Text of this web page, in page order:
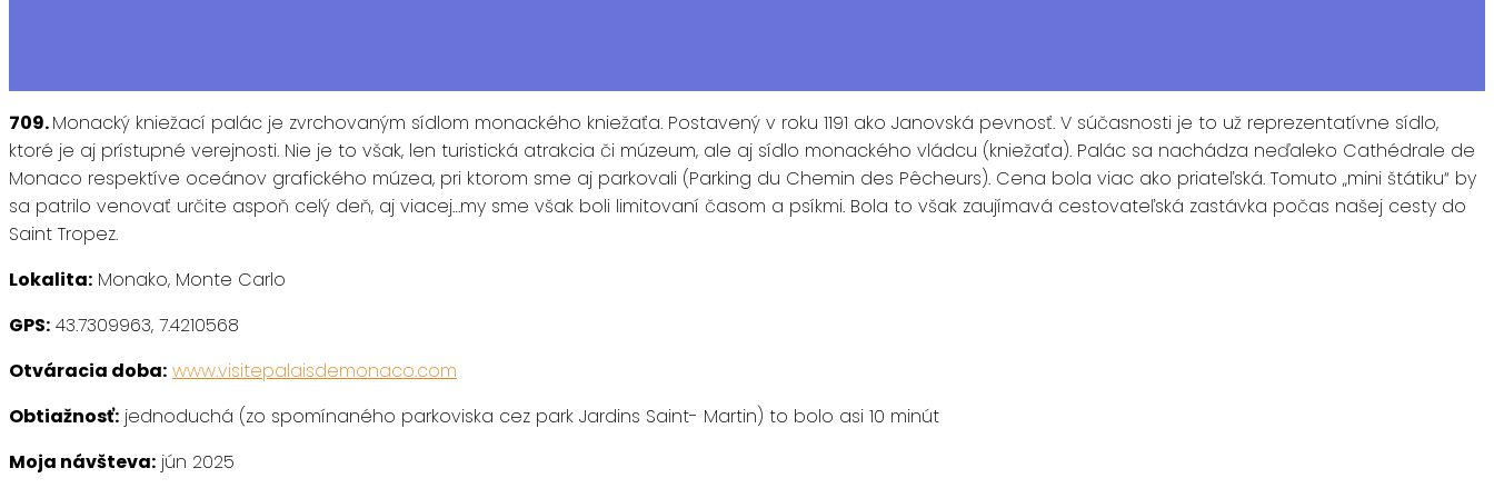
709.Monacký kniežací palác je zvrchovaným sídlom monackého kniežaťa. Postavený v roku 1191 ako Janovská pevnosť. V súčasnosti je to už reprezentatívne sídlo,
ktoré je aj prístupné verejnosti. Nie je to však, len turistická atrakcia či múzeum, ale aj sídlo monackého vládcu (kniežaťa). Palác sa nachádza neďaleko Cathédrale de
Monaco respektíve oceánov grafického múzea, pri ktorom sme aj parkovali (Parking du Chemin des Pêcheurs). Cena bola viac ako priateľská. Tomuto „mini štátiku“ by
sa patrilo venovať určite aspoň celý deň, aj viacej…my sme však boli limitovaní časom a psíkmi. Bola to však zaujímavá cestovateľská zastávka počas našej cesty do
Saint Tropez.
Lokalita: Monako, Monte Carlo
GPS: 43.7309963, 7.4210568
Otváracia doba: www.visitepalaisdemonaco.com
Obtiažnosť: jednoduchá (zo spomínaného parkoviska cez park Jardins Saint- Martin) to bolo asi 10 minút
Moja návšteva: jún 2025